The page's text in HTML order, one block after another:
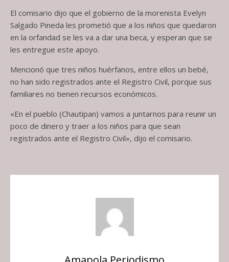
El comisario dijo que el gobierno de la morenista Evelyn
Salgado Pineda les prometió que a los niños que quedaron
en la orfandad se les va a dar una beca, y esperan que se
les entregue este apoyo.
Mencionó que tres niños huérfanos, entre ellos un bebé,
no han sido registrados ante el Registro Civil, porque sus
familiares no tienen recursos económicos.
«En el pueblo (Chautipan) vamos a juntarnos para reunir un
poco de dinero y traer a los niños para que sean
registrados ante el Registro Civil», dijo el comisario.